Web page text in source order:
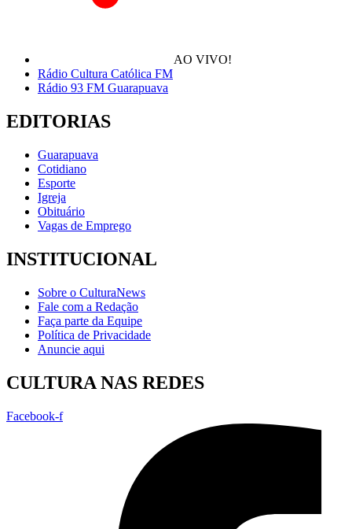
AO VIVO!
Rádio Cultura Católica FM
Rádio 93 FM Guarapuava
EDITORIAS
Guarapuava
Cotidiano
Esporte
Igreja
Obituário
Vagas de Emprego
INSTITUCIONAL
Sobre o CulturaNews
Fale com a Redação
Faça parte da Equipe
Política de Privacidade
Anuncie aqui
CULTURA NAS REDES
Facebook-f